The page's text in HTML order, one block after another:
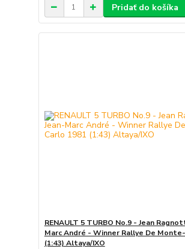
Pridať do košíka
RENAULT 5 TURBO No.9 - Jean
Marc André - Winner Rallye De
(1:43) Altaya/IXO